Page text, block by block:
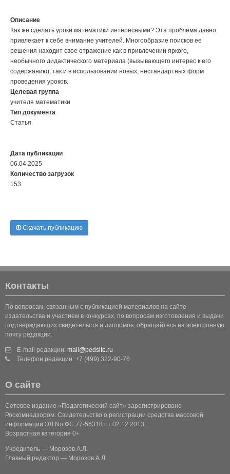
Описание
Как же сделать уроки математики интересными? Эта проблема давно
привлекает к себе внимание учителей. Многообразие поисков ее
решения находит свое отражение как в привлечении яркого,
необычного дидактического материала (вызывающего интерес к его
содержанию), так и в использовании новых, нестандартных форм
проведения уроков.
Целевая группа
учителя математики
Тип документа
Статья
Дата публикации
06.04.2025
Количество загрузок
153
Скачать публикацию
Контакты
По вопросам, связанным с публикацией материалов на сайте
издательства и участием в конкурсах, по вопросам изготовления и выдачи
подтверждающих свидетельств и дипломов, обращайтесь на электронную
почту редакции.
E-mail редакции: mail@pedsite.ru
Телефон редакции: +7 (499) 322-90-76
О сайте
Сетевое издание «Педагогический сайт» зарегистрировано
Роскомнадзором. Свидетельство о регистрации средства массовой
информации ЭЛ No ФС 77-56318 от 02.12.2013.
Возрастная категория 0+
Учредитель — Морозов А.Л.
Главный редактор — Морозов А.Л.